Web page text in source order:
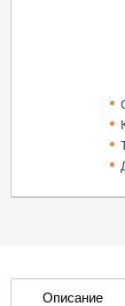
Описание